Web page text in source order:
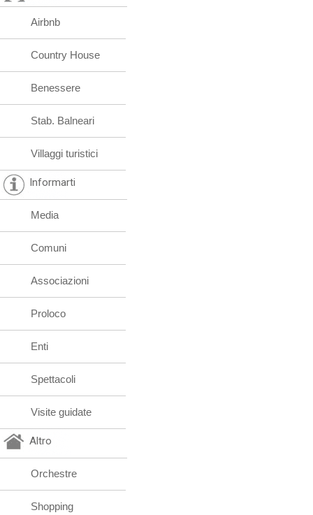
Airbnb
Country House
Benessere
Stab. Balneari
Villaggi turistici
Informarti
Media
Comuni
Associazioni
Proloco
Enti
Spettacoli
Visite guidate
Altro
Orchestre
Shopping